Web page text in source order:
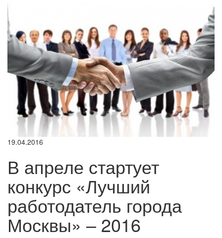
19.04.2016
В апреле стартует
конкурс «Лучший
работодатель города
Москвы» – 2016